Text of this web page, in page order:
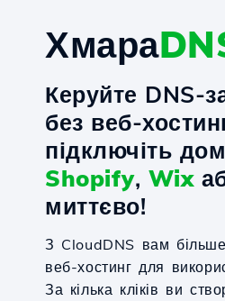
Хмара
Керуйте DNS-
без веб-
підключіть
Shopify, Wix
миттєво!
З CloudDNS вам
веб-хостинг для
За кілька кліків ви